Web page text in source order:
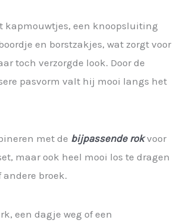
kapmouwtjes, een knoopsluiting
en borstzakjes, wat zorgt voor
toch verzorgde look. Door de
pasvorm valt hij mooi langs het
met de bijpassende rokvoor
maar ook heel mooi los te dragen
andere broek.
een dagje weg of een